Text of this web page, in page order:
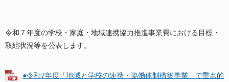
令和７年度の学校・家庭・地域連携協力推進事業費における目標・
取組状況等を公表します。
●令和7年度「地域と学校の連携・協働体制構築事業」で重点的